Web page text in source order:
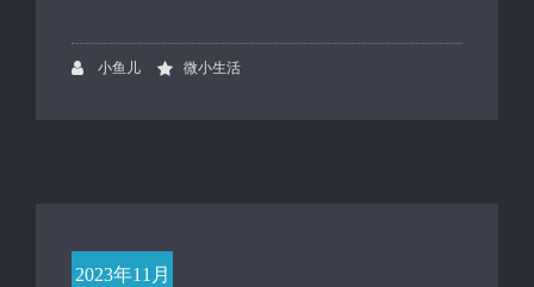
小鱼儿 微小生活
2023年11月